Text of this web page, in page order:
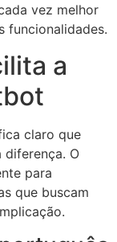
vez melhor
funcionalidades.
a
claro que
O
para
que buscam